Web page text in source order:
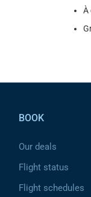
À
BOOK
Our deals
Flight status
Flight schedules